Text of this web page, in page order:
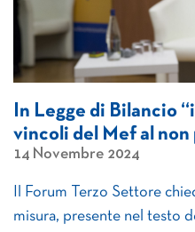
In Legge di Bilancio
vincoli del Mef al non
14 Novembre 2024
Il Forum Terzo Settore
misura, presente nel testo